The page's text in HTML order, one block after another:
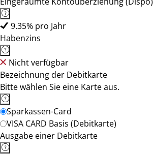
9.35% pro Jahr
Habenzins
Nicht verfügbar
Bezeichnung der Debitkarte
Bitte wählen Sie eine Karte aus.
Sparkassen-Card
VISA CARD Basis (Debitkarte)
Ausgabe einer Debitkarte